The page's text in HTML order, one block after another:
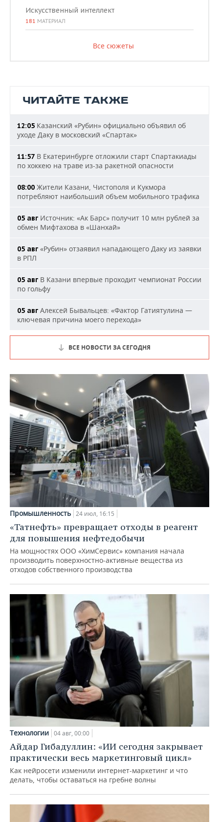
Искусственный интеллект
181 МАТЕРИАЛ
Все сюжеты
ЧИТАЙТЕ ТАКЖЕ
12:05 Казанский «Рубин» официально объявил об
уходе Даку в московский «Спартак»
11:57 В Екатеринбурге отложили старт Спартакиады
по хоккею на траве из-за ракетной опасности
08:00 Жители Казани, Чистополя и Кукмора
потребляют наибольший объем мобильного трафика
05 авг Источник: «Ак Барс» получит 10 млн рублей за
обмен Мифтахова в «Шанхай»
05 авг «Рубин» отзаявил нападающего Даку из заявки
в РПЛ
05 авг В Казани впервые проходит чемпионат России
по гольфу
05 авг Алексей Бывальцев: «Фактор Гатиятулина —
ключевая причина моего перехода»
ВСЕ НОВОСТИ ЗА СЕГОДНЯ
Промышленность 24 июл, 16:15
«Татнефть» превращает отходы в реагент
для повышения нефтедобычи
На мощностях ООО «ХимСервис» компания начала
производить поверхностно-активные вещества из
отходов собственного производства
Технологии 04 авг, 00:00
Айдар Гибадуллин: «ИИ сегодня закрывает
практически весь маркетинговый цикл»
Как нейросети изменили интернет-маркетинг и что
делать, чтобы оставаться на гребне волны